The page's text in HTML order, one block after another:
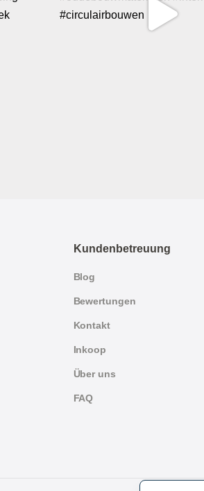
Kundenbetreuung
Blog
Bewertungen
Kontakt
Inkoop
Über uns
FAQ